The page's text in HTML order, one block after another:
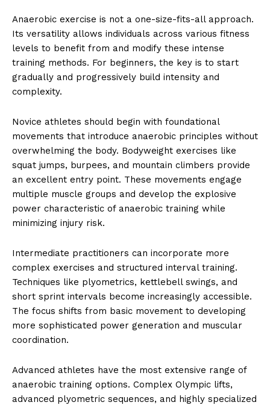
Anaerobic exercise is not a one-size-fits-all approach.
Its versatility allows individuals across various fitness
levels to benefit from and modify these intense
training methods. For beginners, the key is to start
gradually and progressively build intensity and
complexity.
Novice athletes should begin with foundational
movements that introduce anaerobic principles without
overwhelming the body. Bodyweight exercises like
squat jumps, burpees, and mountain climbers provide
an excellent entry point. These movements engage
multiple muscle groups and develop the explosive
power characteristic of anaerobic training while
minimizing injury risk.
Intermediate practitioners can incorporate more
complex exercises and structured interval training.
Techniques like plyometrics, kettlebell swings, and
short sprint intervals become increasingly accessible.
The focus shifts from basic movement to developing
more sophisticated power generation and muscular
coordination.
Advanced athletes have the most extensive range of
anaerobic training options. Complex Olympic lifts,
advanced plyometric sequences, and highly specialized